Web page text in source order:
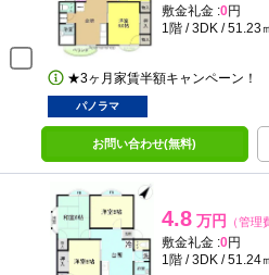
敷金礼金 :0円
1階 / 3DK / 51.23
★3ヶ月家賃半額キャンペーン！
パノラマ
お問い合わせ(無料)
4.8 万円 （管理
敷金礼金 :0円
1階 / 3DK / 51.24